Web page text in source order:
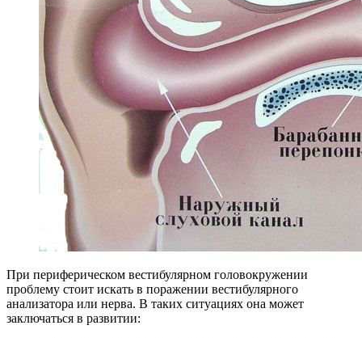
При периферическом вестибулярном головокружении
проблему стоит искать в поражении вестибулярного
анализатора или нерва. В таких ситуациях она может
заключаться в развитии: